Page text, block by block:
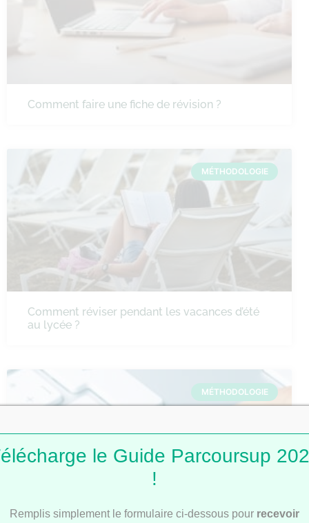
Comment faire une fiche de révision ?
MÉTHODOLOGIE
Comment réviser pendant les vacances d’été
au lycée ?
MÉTHODOLOGIE
le Guide Parcoursup
!
Remplis simplement le formulaire ci-dessous pour recevoir